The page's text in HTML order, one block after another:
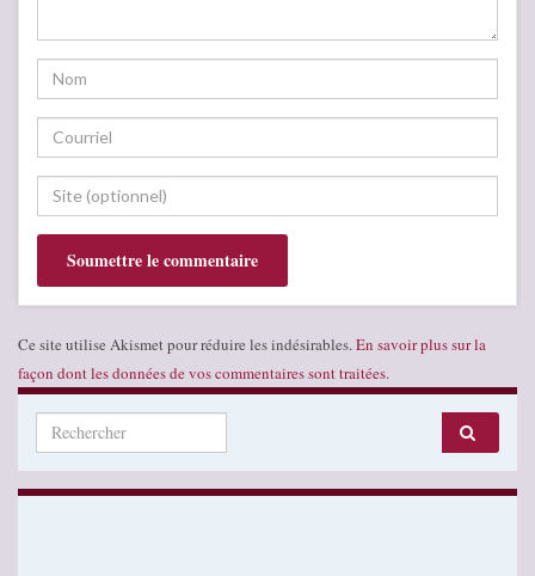
Ce site utilise Akismet pour réduire les indésirables. En savoir plus sur la
façon dont les données de vos commentaires sont traitées.
Search for: